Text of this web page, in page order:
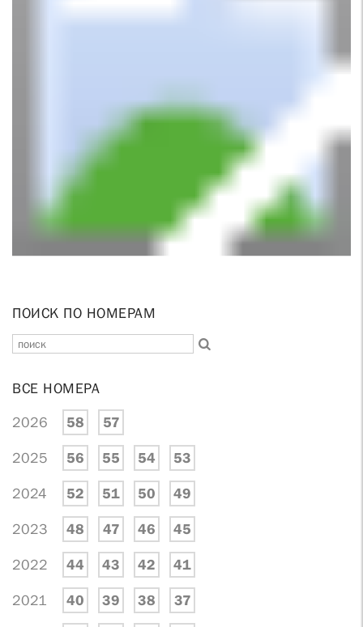
ПОИСК ПО НОМЕРАМ
ВСЕ НОМЕРА
2026 58 57
2025 56 55 54 53
2024 52 51 50 49
2023 48 47 46 45
2022 44 43 42 41
2021 40 39 38 37